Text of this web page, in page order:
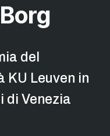
del
KU Leuven in
di Venezia